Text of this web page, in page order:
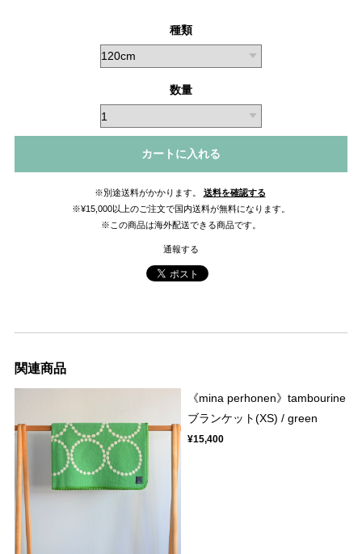
種類
数量
カートに入れる
※別途送料がかかります。
送料を確認する
※¥15,000以上のご注文で国内送料が無料になります。
※この商品は海外配送できる商品です。
通報する
関連商品
《mina perhonen》tambourine
ブランケット(XS) / green
¥15,400